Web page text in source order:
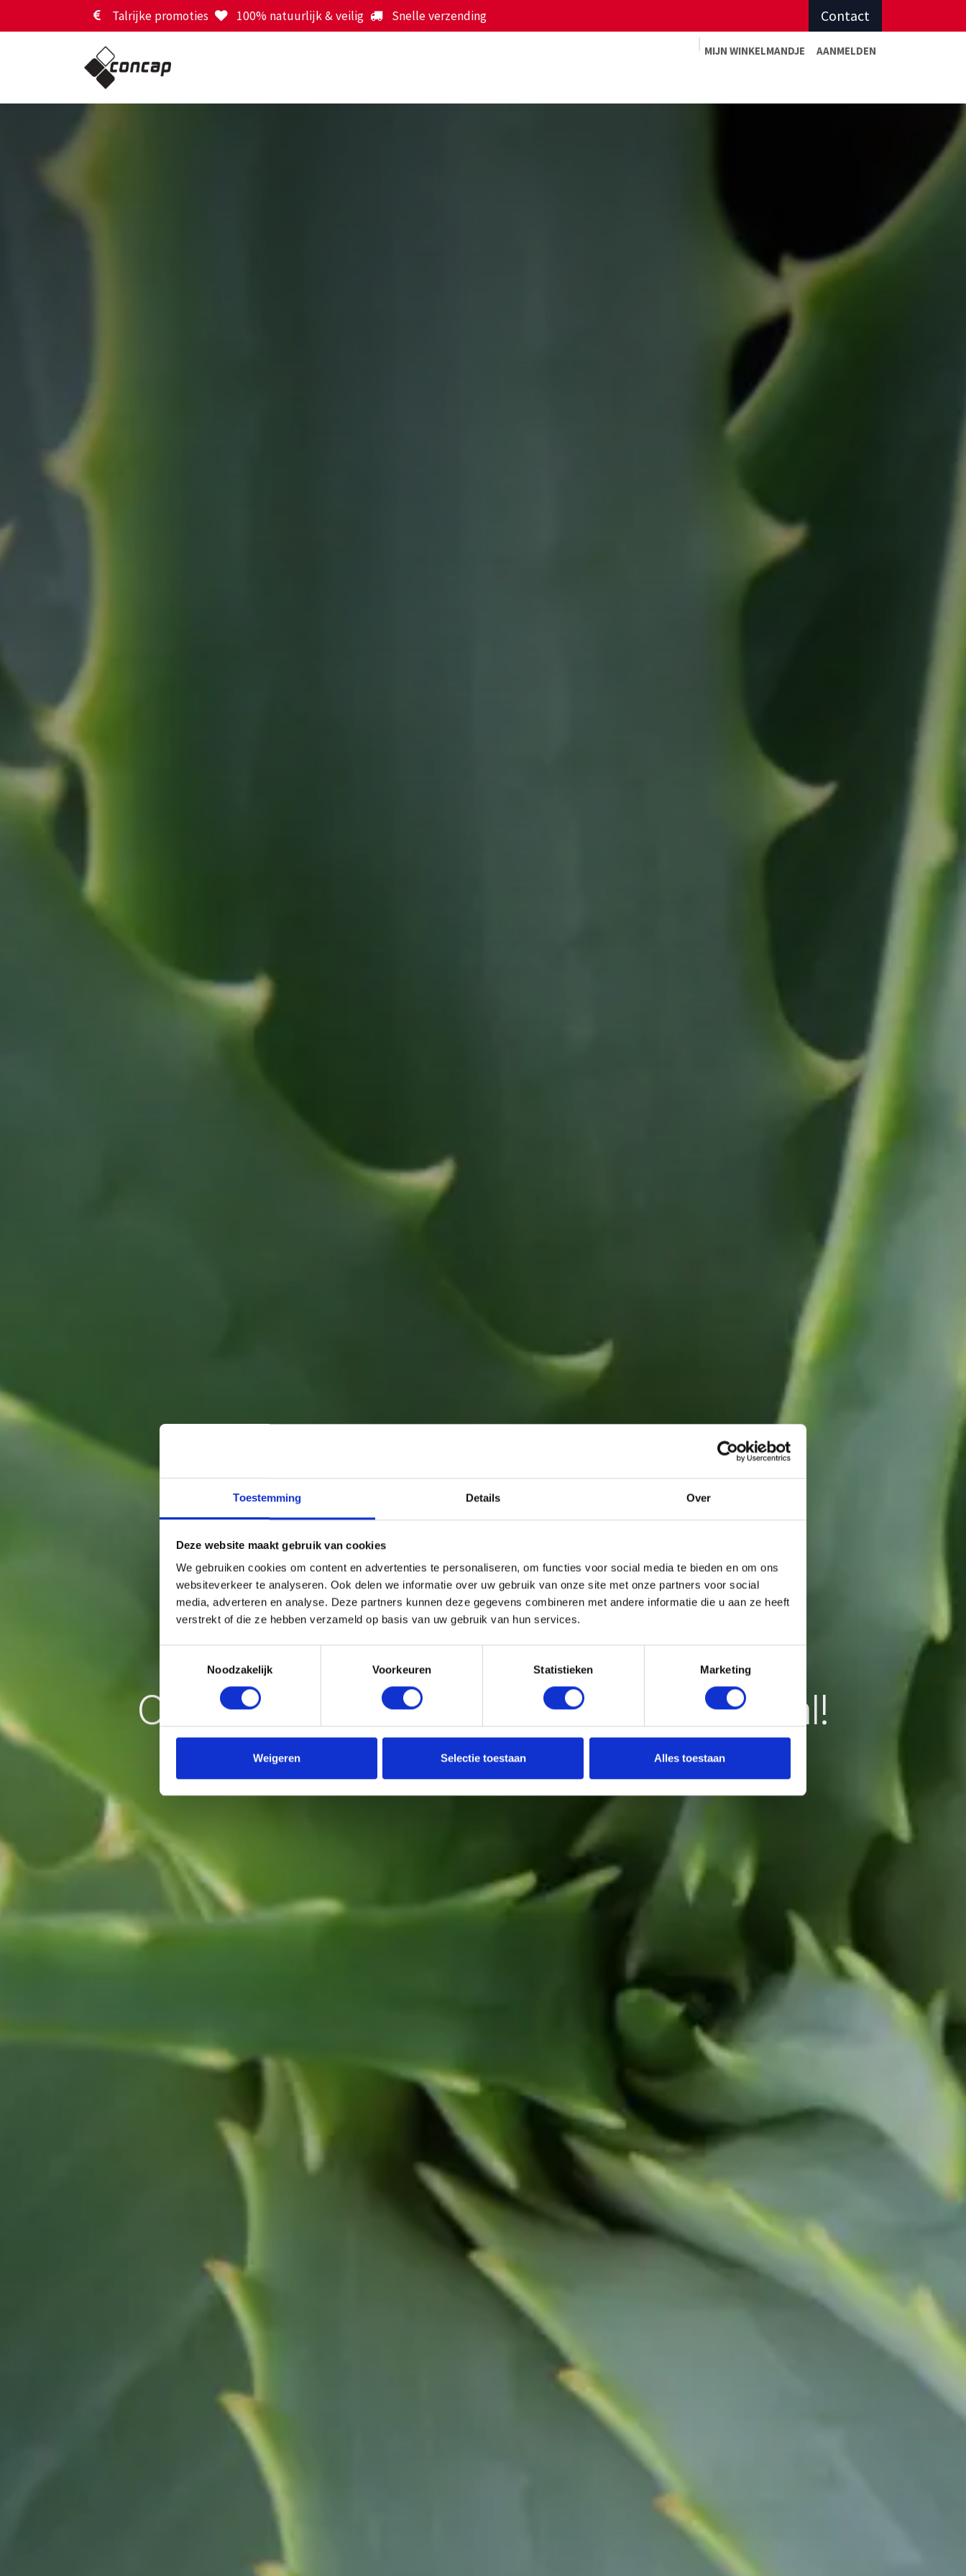
Toestemming Details Over
Deze website maakt gebruik van cookies
We gebruiken cookies om content en advertenties te personaliseren, om functies voor social media te bieden en om ons
websiteverkeer te analyseren. Ook delen we informatie over uw gebruik van onze site met onze partners voor social
media, adverteren en analyse. Deze partners kunnen deze gegevens combineren met andere informatie die u aan ze heeft
verstrekt of die ze hebben verzameld op basis van uw gebruik van hun services.
Noodzakelijk
Voorkeuren Statistieken Marketing
Weigeren Selectie toestaan Alles toestaan
Overslaan naar inhoud Talrijke promoties 100% natuurlijk & veilig Snelle verzending Contact
MIJN WINKELMANDJE AANMELDEN
Constipatie, een doodgezwegen kwaal!